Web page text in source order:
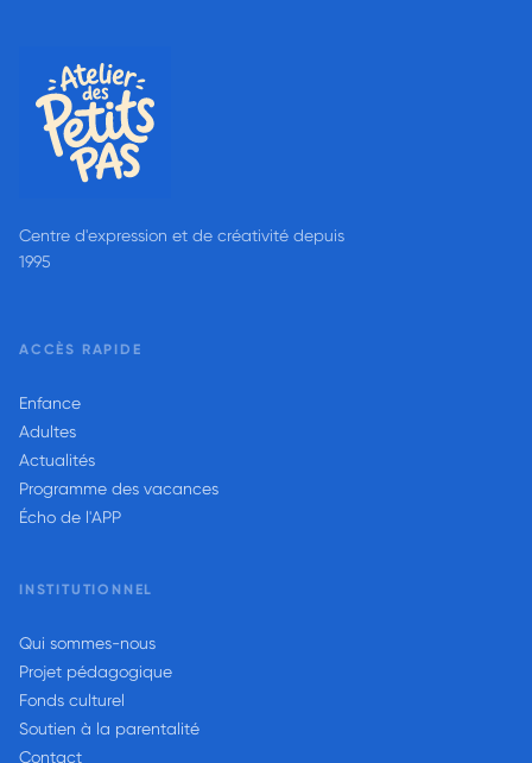
Centre d'expression et de créativité depuis
1995
ACCÈS RAPIDE
Enfance
Adultes
Actualités
Programme des vacances
Écho de l'APP
INSTITUTIONNEL
Qui sommes-nous
Projet pédagogique
Fonds culturel
Soutien à la parentalité
Contact